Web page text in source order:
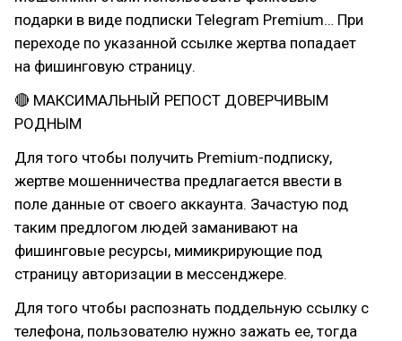
подарки в виде подписки Telegram Premium… При
переходе по указанной ссылке жертва попадает
на фишинговую страницу.
🔴 МАКСИМАЛЬНЫЙ РЕПОСТ ДОВЕРЧИВЫМ
РОДНЫМ
Для того чтобы получить Premium-подписку,
жертве мошенничества предлагается ввести в
поле данные от своего аккаунта. Зачастую под
таким предлогом людей заманивают на
фишинговые ресурсы, мимикрирующие под
страницу авторизации в мессенджере.
Для того чтобы распознать поддельную ссылку с
телефона, пользователю нужно зажать ее, тогда